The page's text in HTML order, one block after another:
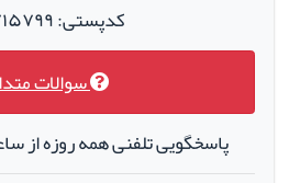
کدپستی: ۱۱۴۱۷۱۵۷۹۹
سوالات
پاسخگویی تلفنی همه روزه از ساعت ۱۰ الی۱۹